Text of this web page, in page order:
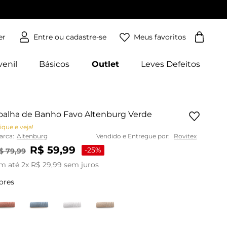
Meus favoritos
Básicos Outlet Leves Defeitos
de Banho Favo Altenburg Verde
e veja!
Altenburg Vendido e Entregue por: Rovitex
79,99 R$ 59,99 -25%
até 2x R$ 29,99 sem juros